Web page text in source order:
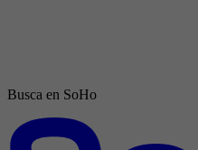
Busca en SoHo